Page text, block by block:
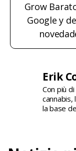
Grow
Google y
Erik
Con più
la base